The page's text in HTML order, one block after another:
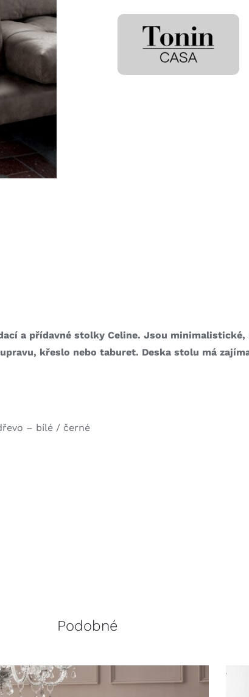
a přídavné stolky Celine. Jsou minimalistické,
křeslo nebo taburet. Deska stolu má
– bílé / černé
Podobné